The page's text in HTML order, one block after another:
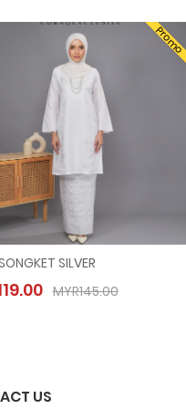
Promo
SILVER
MYR145.00
AISYA SONGKET SILVER
MYR119.00 MYR145.00
US